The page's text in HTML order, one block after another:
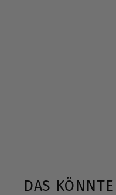
DAS